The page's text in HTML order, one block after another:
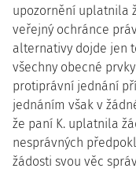
upozornění uplatnila
veřejný ochránce
alternativy dojde jen
všechny obecné
protiprávní jednání
jednáním však v
že paní K. uplatnila
nesprávných
žádosti svou věc